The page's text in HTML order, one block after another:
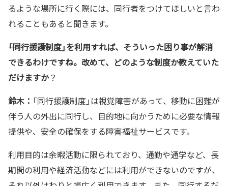
るような場所に行く際には、同行者をつけてほしいと言わ
れることもあると聞きます。
――「同行援護制度」を利用すれば、そういった困り事が解消
できるわけですね。改めて、どのような制度か教えていた
だけますか？
鈴木： 「同行援護制度」は視覚障害があって、移動に困難が
伴う人の外出に同行し、目的地に向かうために必要な情報
提供や、安全の確保をする障害福祉サービスです。
利用目的は余暇活動に限られており、通勤や通学など、長
期間の利用や経済活動などには利用ができないのですが、